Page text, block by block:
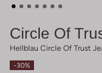
Circle Of
Hellblau Circle Of Trust
-30%